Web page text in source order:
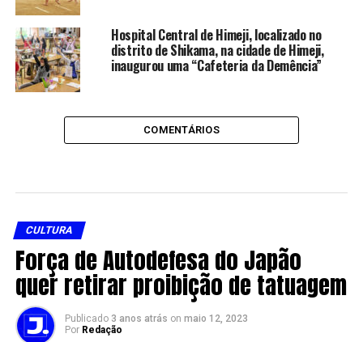
Hospital Central de Himeji, localizado no
distrito de Shikama, na cidade de Himeji,
inaugurou uma “Cafeteria da Demência”
COMENTÁRIOS
CULTURA
Força de Autodefesa do Japão
quer retirar proibição de tatuagem
Publicado 3 anos atrás on maio 12, 2023
Por Redação